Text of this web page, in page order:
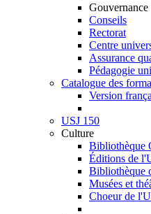
Gouvernance
Conseils
Rectorat
Centre
Assurance
Pédagogie
Catalogue des
Version
USJ 150
Culture
Bibliothèque
Éditions de
Bibliothèque
Musées et
Choeur de